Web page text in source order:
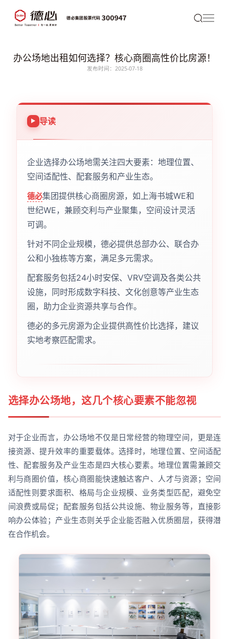
办公场地出租如何选择？核心商圈高性价比房源！
发布时间：2025-07-18
导读
企业选择办公场地需关注四大要素：地理位置、
空间适配性、配套服务和产业生态。
德必集团提供核心商圈房源，如上海书城WE和
世纪WE，兼顾交利与产业聚集，空间设计灵活
可调。
针对不同企业规模，德必提供总部办公、联合办
公和小独栋等方案，满足多元需求。
配套服务包括24小时安保、VRV空调及各类公共
设施，同时形成数字科技、文化创意等产业生态
圈，助力企业资源共享与合作。
德必的多元房源为企业提供高性价比选择，建议
实地考察匹配需求。
选择办公场地，这几个核心要素不能忽视
对于企业而言，办公场地不仅是日常经营的物理空间，更是连
接资源、提升效率的重要载体。选择时，地理位置、空间适配
性、配套服务及产业生态是四大核心要素。地理位置需兼顾交
利与商圈价值，核心商圈能快速触达客户、人才与资源；空间
适配性则要求面积、格局与企业规模、业务类型匹配，避免空
间浪费或局促；配套服务包括公共设施、物业服务等，直接影
响办公体验；产业生态则关乎企业能否融入优质圈层，获得潜
在合作机会。